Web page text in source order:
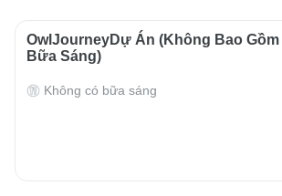
OwlJourneyDự Án (Không Bao Gồm
Bữa Sáng)
Không có bữa sáng